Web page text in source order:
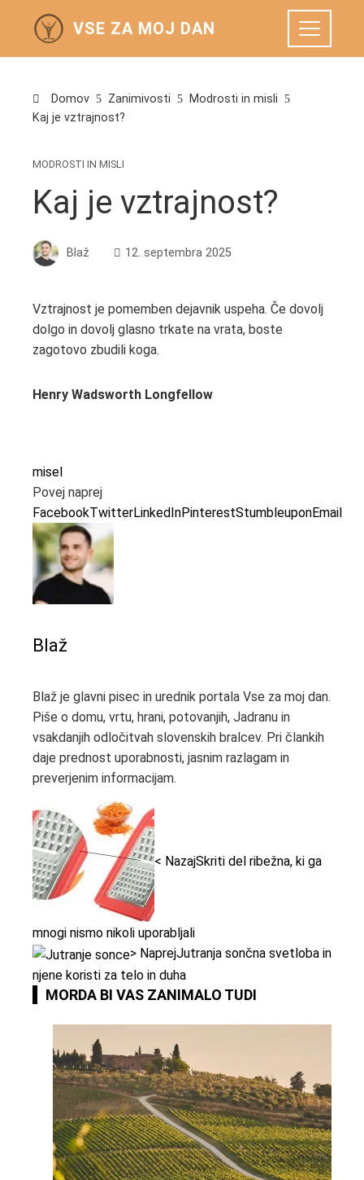
VSE ZA MOJ DAN
Domov Zanimivosti
Modrosti in misli
Kaj je vztrajnost?
MODROSTI IN MISLI
Kaj je vztrajnost?
Blaž 12. septembra 2025
Vztrajnost je pomemben dejavnik uspeha. Če dovolj
dolgo in dovolj glasno trkate na vrata, boste
zagotovo zbudili koga.
Henry Wadsworth Longfellow
misel
Povej naprej
FacebookTwitterLinkedInPinterestStumbleuponEmail
Blaž
Blaž je glavni pisec in urednik portala Vse za moj dan.
Piše o domu, vrtu, hrani, potovanjih, Jadranu in
vsakdanjih odločitvah slovenskih bralcev. Pri člankih
daje prednost uporabnosti, jasnim razlagam in
preverjenim informacijam.
< NazajSkriti del ribežna, ki ga
mnogi nismo nikoli uporabljali
> NaprejJutranja sončna svetloba in
njene koristi za telo in duha
MORDA BI VAS ZANIMALO TUDI